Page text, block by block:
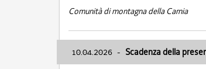
Comunità di montagna della Carnia
10.04.2026 - Scadenza della